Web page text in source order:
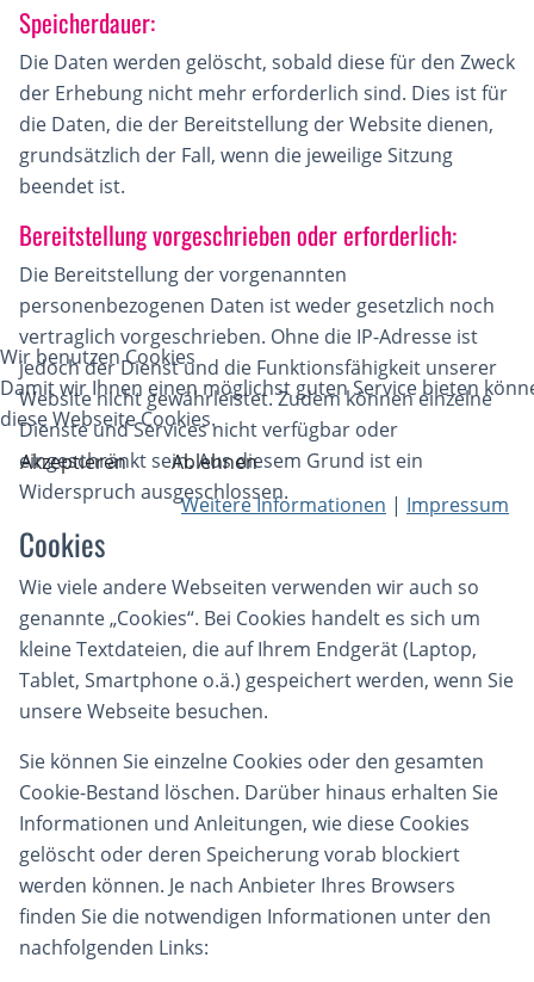
Speicherdauer:
Die Daten werden gelöscht, sobald diese für den Zweck
der Erhebung nicht mehr erforderlich sind. Dies ist für
die Daten, die der Bereitstellung der Website dienen,
grundsätzlich der Fall, wenn die jeweilige Sitzung
beendet ist.
Bereitstellung vorgeschrieben oder erforderlich:
Die Bereitstellung der vorgenannten
personenbezogenen Daten ist weder gesetzlich noch
vertraglich vorgeschrieben. Ohne die IP-Adresse ist
jedoch der Dienst und die Funktionsfähigkeit unserer
Website nicht gewährleistet. Zudem können einzelne
Dienste und Services nicht verfügbar oder
eingeschränkt sein. Aus diesem Grund ist ein
Widerspruch ausgeschlossen.
Cookies
Wie viele andere Webseiten verwenden wir auch so
genannte „Cookies“. Bei Cookies handelt es sich um
kleine Textdateien, die auf Ihrem Endgerät (Laptop,
Tablet, Smartphone o.ä.) gespeichert werden, wenn Sie
unsere Webseite besuchen.
Sie können Sie einzelne Cookies oder den gesamten
Cookie-Bestand löschen. Darüber hinaus erhalten Sie
Informationen und Anleitungen, wie diese Cookies
gelöscht oder deren Speicherung vorab blockiert
werden können. Je nach Anbieter Ihres Browsers
finden Sie die notwendigen Informationen unter den
nachfolgenden Links:
Wir benutzen Cookies
Damit wir Ihnen einen möglichst guten Service bieten
diese Webseite Cookies.
Akzeptieren
Ablehnen
Weitere Informationen | Impressum